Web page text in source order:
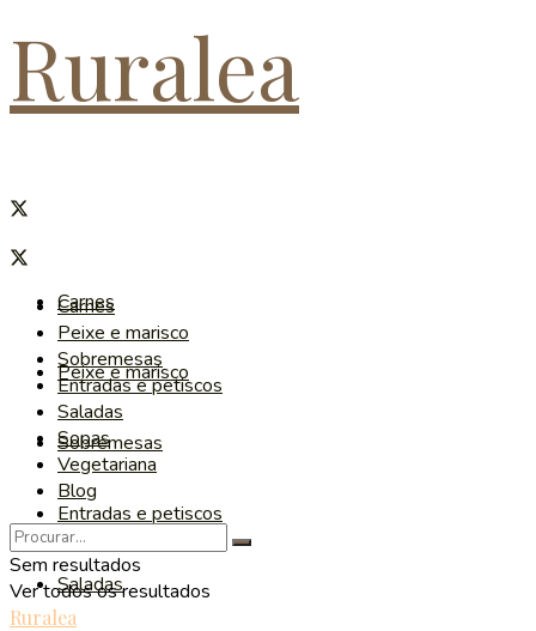
Ruralea
Carnes
Peixe e marisco
Sobremesas
Entradas e petiscos
Saladas
Carnes
Peixe e marisco
Sobremesas
Entradas e petiscos
Saladas
Sopas
Vegetariana
Blog
Sem resultados
Ver todos os resultados
Ruralea